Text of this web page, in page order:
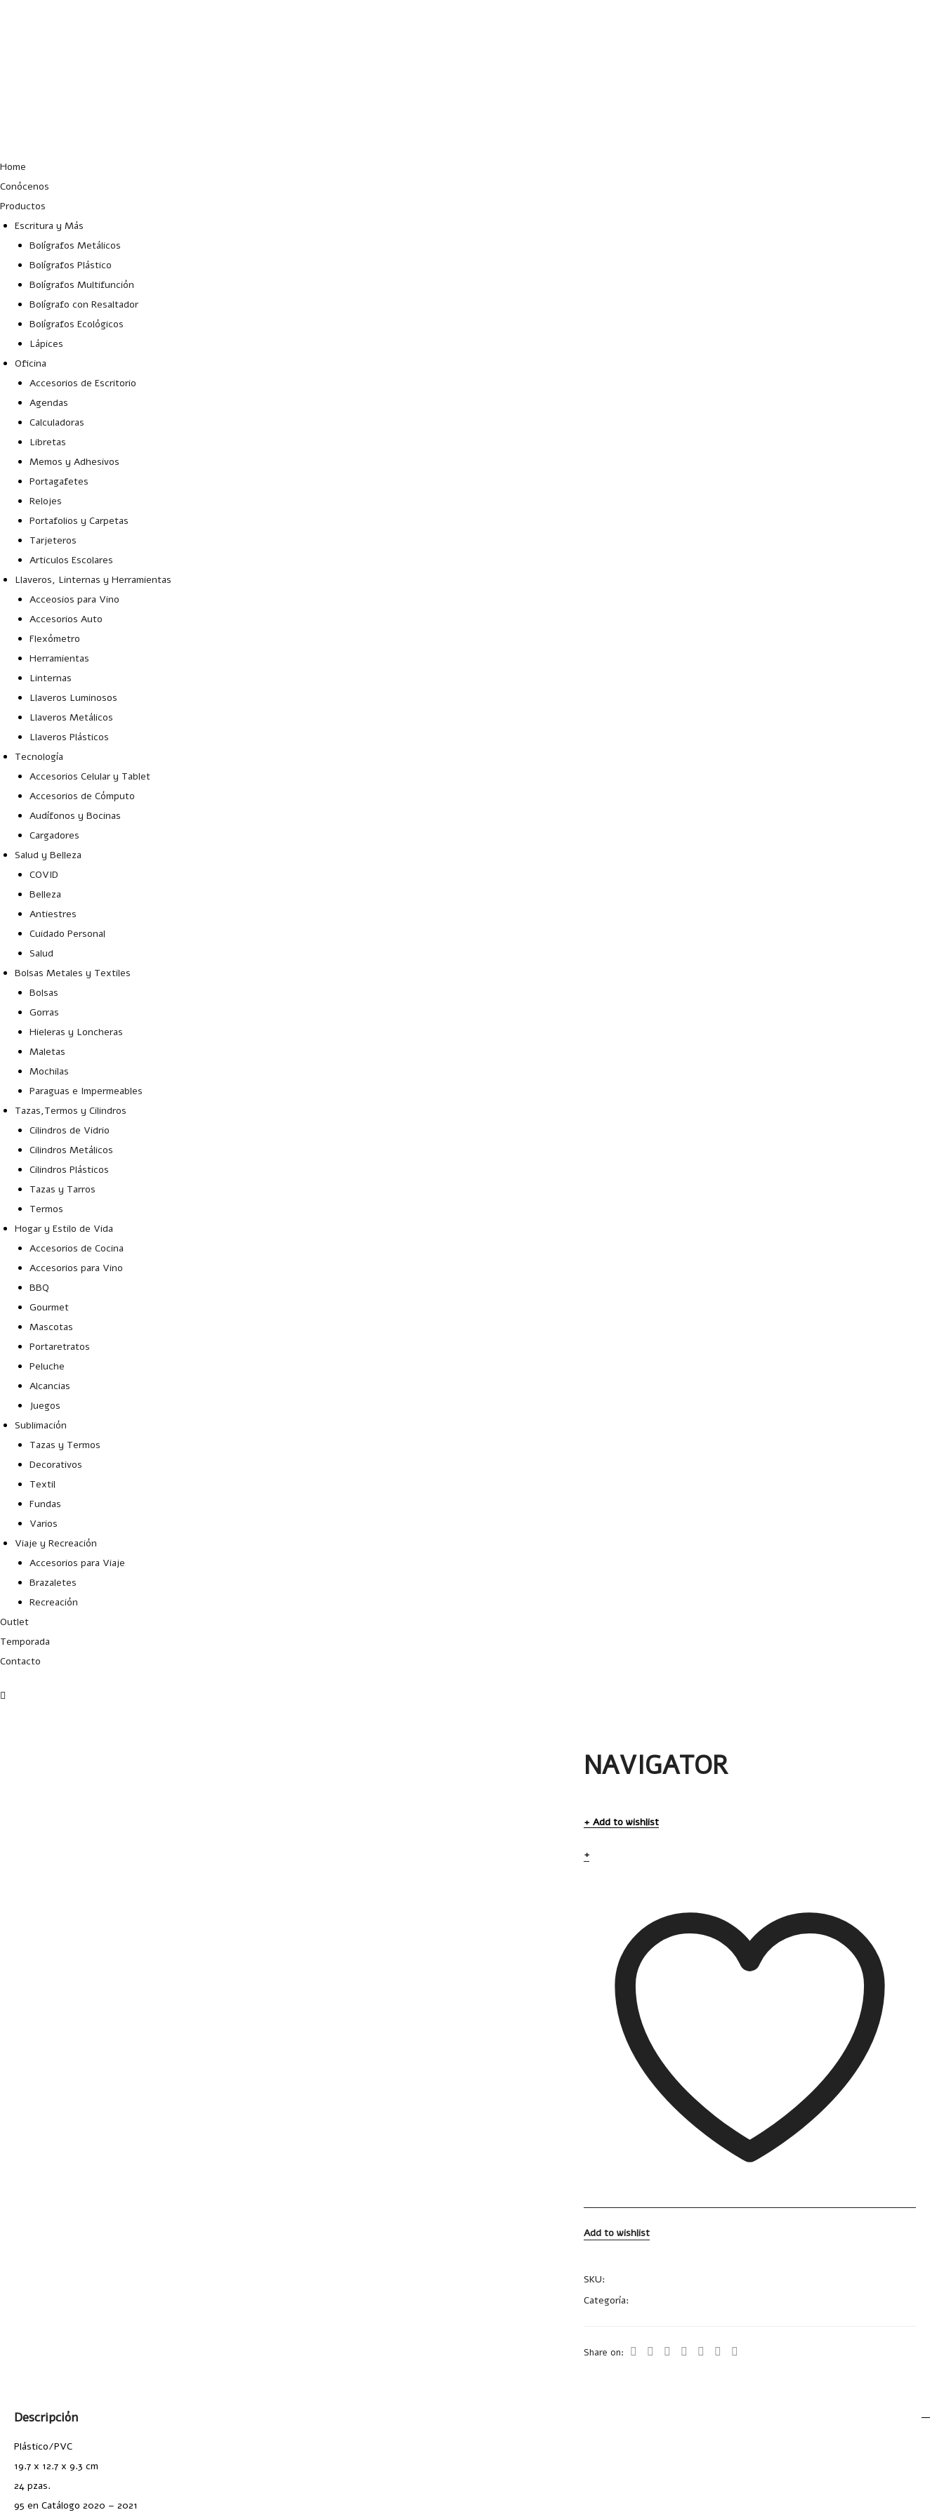
Home
Conócenos
Productos
Escritura y Más
Bolígrafos Metálicos
Bolígrafos Plástico
Bolígrafos Multifunción
Bolígrafo con Resaltador
Bolígrafos Ecológicos
Lápices
Oficina
Accesorios de Escritorio
Agendas
Calculadoras
Libretas
Memos y Adhesivos
Portagafetes
Relojes
Portafolios y Carpetas
Tarjeteros
Articulos Escolares
Llaveros, Linternas y Herramientas
Acceosios para Vino
Accesorios Auto
Flexómetro
Herramientas
Linternas
Llaveros Luminosos
Llaveros Metálicos
Llaveros Plásticos
Tecnología
Accesorios Celular y Tablet
Accesorios de Cómputo
Audífonos y Bocinas
Cargadores
Salud y Belleza
COVID
Belleza
Antiestres
Cuidado Personal
Salud
Bolsas Metales y Textiles
Bolsas
Gorras
Hieleras y Loncheras
Maletas
Mochilas
Paraguas e Impermeables
Tazas,Termos y Cilindros
Cilindros de Vidrio
Cilindros Metálicos
Cilindros Plásticos
Tazas y Tarros
Termos
Hogar y Estilo de Vida
Accesorios de Cocina
Accesorios para Vino
BBQ
Gourmet
Mascotas
Portaretratos
Peluche
Alcancias
Juegos
Sublimación
Tazas y Termos
Decorativos
Textil
Fundas
Varios
Viaje y Recreación
Accesorios para Viaje
Brazaletes
Recreación
Outlet
Temporada
Contacto
NAVIGATOR
Add to wishlist
Add to wishlist
SKU:
Categoría:
Share on:
Descripción
Plástico/PVC
19.7 x 12.7 x 9.3 cm
24 pzas.
95 en Catálogo 2020 – 2021